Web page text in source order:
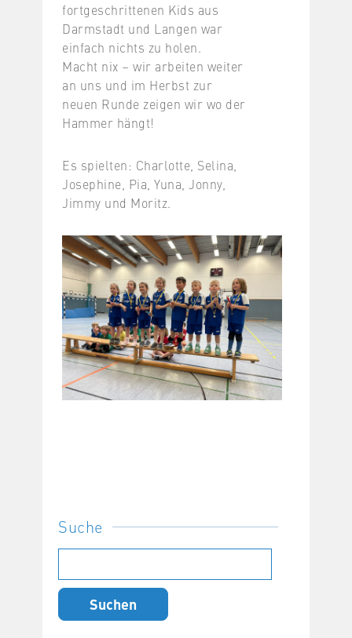
fortgeschrittenen Kids aus
Darmstadt und Langen war
einfach nichts zu holen.
Macht nix – wir arbeiten weiter
an uns und im Herbst zur
neuen Runde zeigen wir wo der
Hammer hängt!
Es spielten: Charlotte, Selina,
Josephine, Pia, Yuna, Jonny,
Jimmy und Moritz.
Suche
nach: